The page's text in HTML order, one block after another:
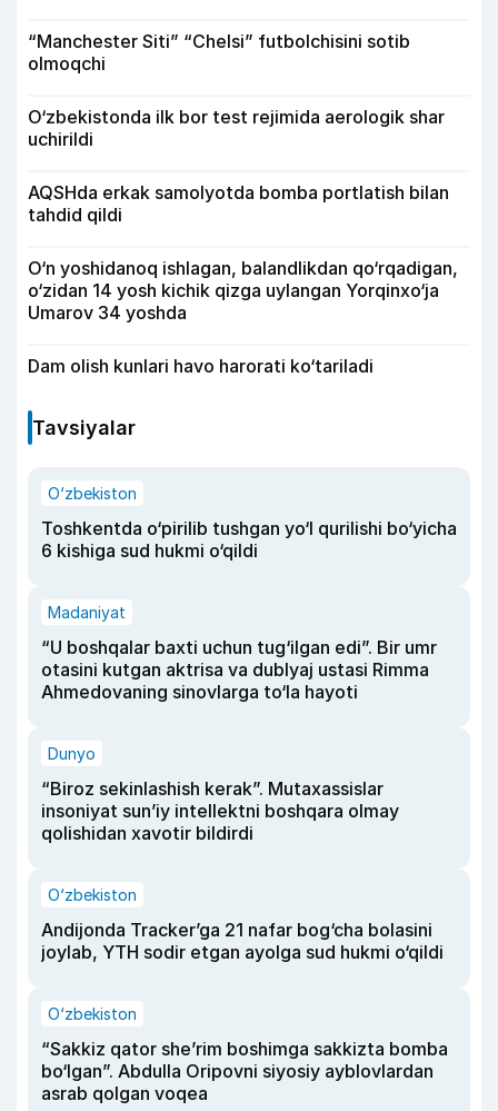
“Manchester Siti” “Chelsi” futbolchisini sotib
olmoqchi
O‘zbekistonda ilk bor test rejimida aerologik shar
uchirildi
AQSHda erkak samolyotda bomba portlatish bilan
tahdid qildi
O‘n yoshidanoq ishlagan, balandlikdan qo‘rqadigan,
o‘zidan 14 yosh kichik qizga uylangan Yorqinxo‘ja
Umarov 34 yoshda
Dam olish kunlari havo harorati ko‘tariladi
Tavsiyalar
O‘zbekiston
Toshkentda o‘pirilib tushgan yo‘l qurilishi bo‘yicha
6 kishiga sud hukmi o‘qildi
Madaniyat
“U boshqalar baxti uchun tug‘ilgan edi”. Bir umr
otasini kutgan aktrisa va dublyaj ustasi Rimma
Ahmedovaning sinovlarga to‘la hayoti
Dunyo
“Biroz sekinlashish kerak”. Mutaxassislar
insoniyat sun’iy intellektni boshqara olmay
qolishidan xavotir bildirdi
O‘zbekiston
Andijonda Tracker’ga 21 nafar bog‘cha bolasini
joylab, YTH sodir etgan ayolga sud hukmi o‘qildi
O‘zbekiston
“Sakkiz qator she’rim boshimga sakkizta bomba
bo‘lgan”. Abdulla Oripovni siyosiy ayblovlardan
asrab qolgan voqea